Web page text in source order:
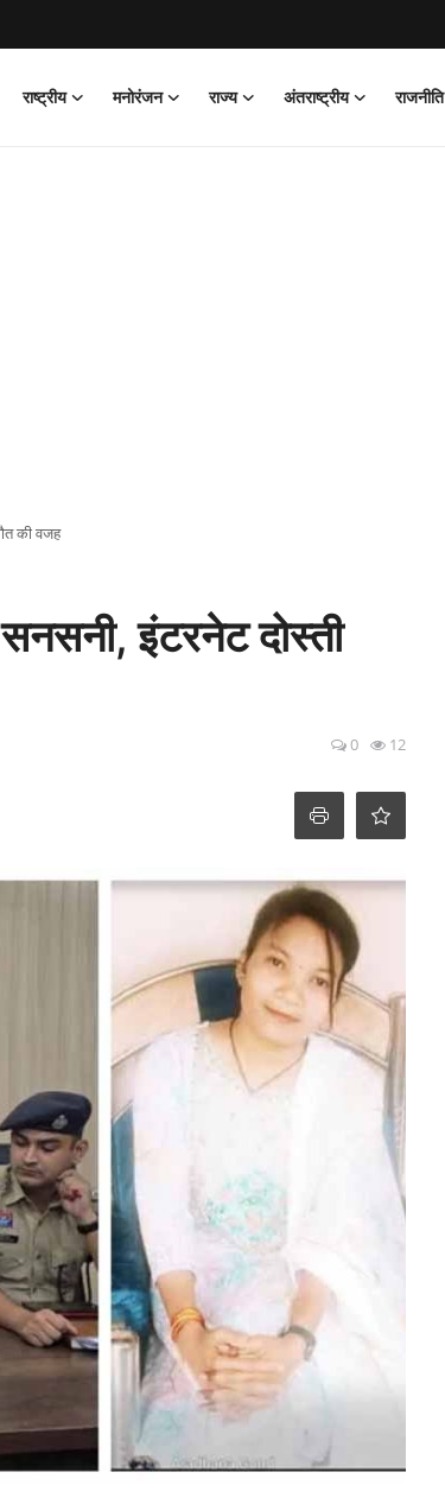
राष्ट्रीय मनोरंजन राज्य अंतराष्ट्रीय राजनीति
की वजह
इंटरनेट दोस्ती
0 12